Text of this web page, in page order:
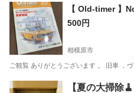
神奈川 川崎市 絵本
【 Old-timer 】
500円
相模原市
ご観覧 ありがとうございます 。 旧車 ，
相模原市 その他 Old
【夏の大掃除